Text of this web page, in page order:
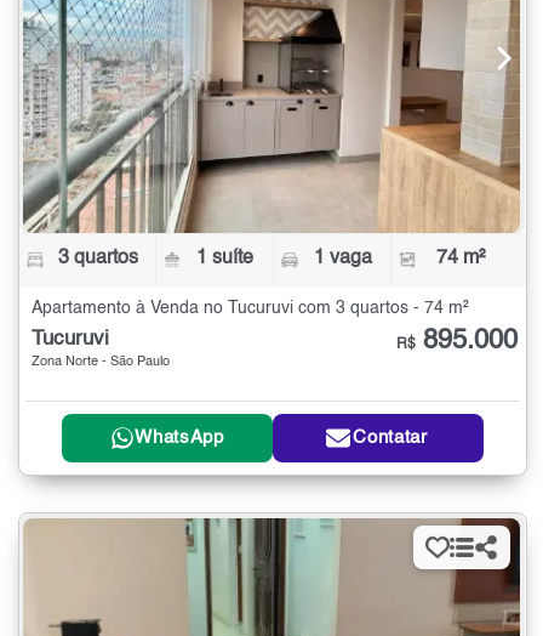
3 quartos 1 suíte 1 vaga 74 m²
Apartamento à Venda no Tucuruvi com 3 quartos - 74 m²
Tucuruvi
Zona Norte - São Paulo
R$ 895.000
WhatsApp Contatar